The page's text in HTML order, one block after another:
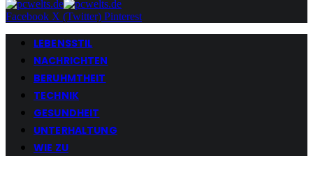
Facebook X (Twitter) Pinterest
LEBENSSTIL
NACHRICHTEN
BERUHMTHEIT
TECHNIK
GESUNDHEIT
UNTERHALTUNG
WIE ZU